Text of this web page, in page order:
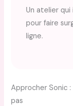
Un atelier
pour faire
ligne.
Approcher Sonic
pas